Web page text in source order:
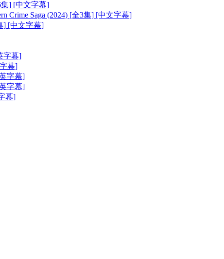
集] [中文字幕]
Crime Saga (2024) [全3集] [中文字幕]
] [中文字幕]
字幕]
幕]
字幕]
字幕]
幕]